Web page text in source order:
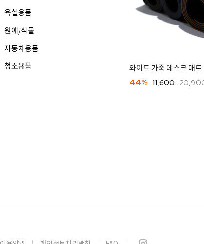
욕실용품
원예/식물
자동차용품
청소용품
와이드 가죽 데스크 매트
44% 11,600